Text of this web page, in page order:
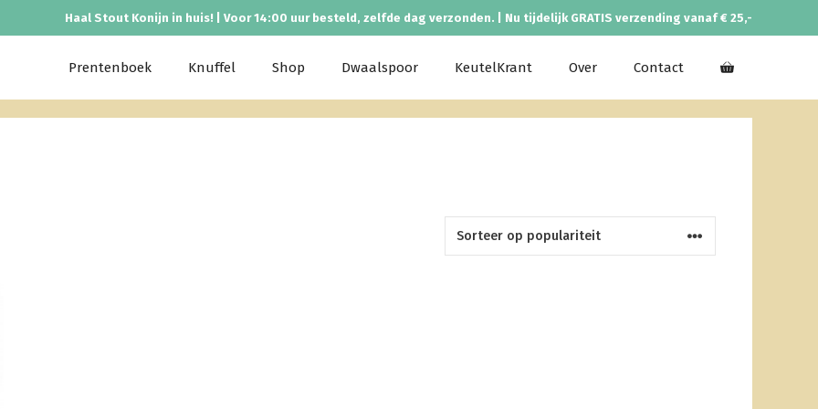
Haal Stout Konijn in huis! | Voor 14:00 uur besteld, zelfde dag verzonden. | Nu tijdelijk GRATIS verzending vanaf € 25,-
Prentenboek Knuffel Shop Dwaalspoor KeutelKrant Over Contact